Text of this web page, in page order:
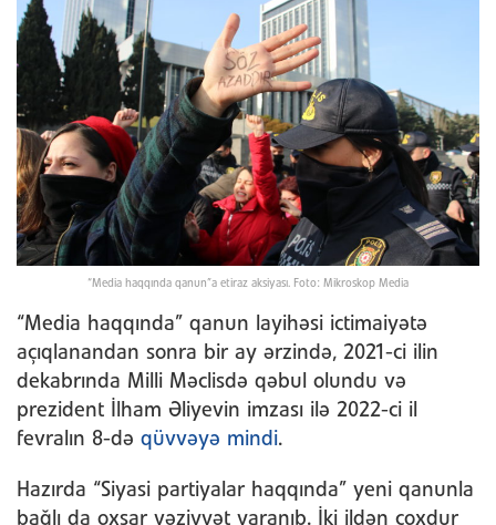
“Media haqqında qanun”a etiraz aksiyası. Foto: Mikroskop Media
“Media haqqında” qanun layihəsi ictimaiyətə
açıqlanandan sonra bir ay ərzində, 2021-ci ilin
dekabrında Milli Məclisdə qəbul olundu və
prezident İlham Əliyevin imzası ilə 2022-ci il
fevralın 8-də qüvvəyə mindi.
Hazırda “Siyasi partiyalar haqqında” yeni qanunla
bağlı da oxşar vəziyyət yaranıb. İki ildən çoxdur